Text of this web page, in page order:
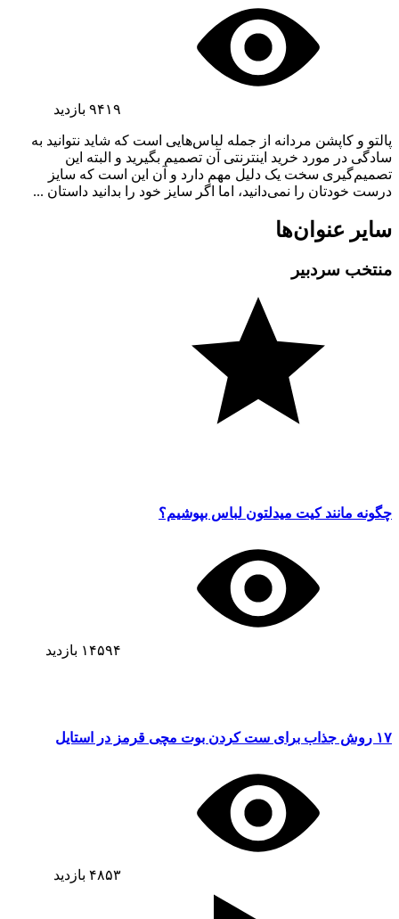
۹۴۱۹ بازدید
پالتو و کاپشن مردانه از جمله لباس‌هایی است که شاید نتوانید به
سادگی در مورد خرید اینترنتی آن تصمیم بگیرید و البته این
تصمیم‌گیری سخت یک دلیل مهم دارد و آن این است که سایز
درست خودتان را نمی‌دانید، اما اگر سایز خود را بدانید داستان ...
سایر عنوان‌ها
منتخب سردبیر
چگونه مانند کیت میدلتون لباس بپوشیم؟
۱۴۵۹۴ بازدید
۱۷ روش جذاب برای ست کردن بوت مچی قرمز در استایل
۴۸۵۳ بازدید